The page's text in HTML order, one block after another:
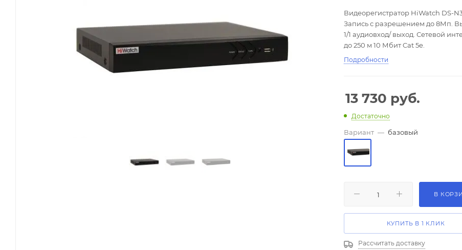
Видеорегистратор HiWatch DS-
Запись с разрешением до 8Мп.
1/1 аудиовход/ выход. Сетевой
до 250 м 10 Мбит Cat 5e.
Подробности
13 730 руб.
Достаточно
Вариант — базовый
В
КУПИТЬ В 1 КЛИК
Рассчитать доставку